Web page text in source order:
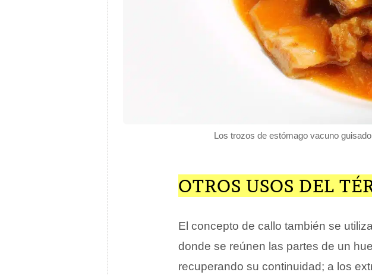
Los trozos de estómago vacuno
OTROS USOS DEL
El concepto de callo también se
donde se reúnen las partes de un
recuperando su continuidad; a los